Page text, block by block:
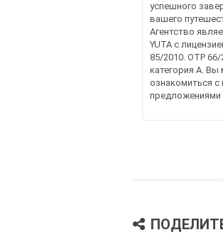
успешного
вашего
Агентство
YUTA с
85/2010. OTP 66/
категория A. Вы
ознакомиться